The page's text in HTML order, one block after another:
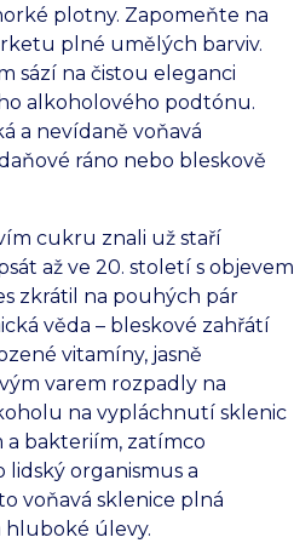
plotny. Zapomeňte na
plné umělých barviv.
sází na čistou eleganci
alkoholového podtónu.
a nevídaně voňavá
ráno nebo bleskově
cukru znali už staří
až ve 20. století s objevem
zkrátil na pouhých pár
věda – bleskové zahřátí
vitamíny, jasně
varem rozpadly na
na vypláchnutí sklenic
bakteriím, zatímco
organismus a
voňavá sklenice plná
hluboké úlevy.